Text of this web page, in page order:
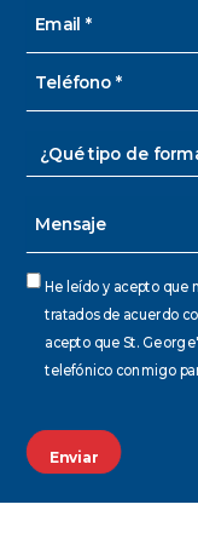
¿Qué
tipo
formación
te
interesa?
Consentimiento
He leído y acepto que
tratados de acuerdo
acepto que St.
telefónico conmigo